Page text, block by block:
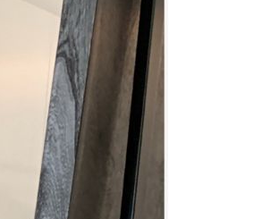
訂單仍視為有效，需透過AFTEE
之結帳頁面顯示為準，若有關於
關疑問，請聯繫「AFTEE先享後
support/home
「AFTEE先享後付」服務完成之
資料，並將交易相關給付款項請
網址：
人或監護人之同意方可使用
引起之損失，本公司不負相關責
運費
運費
運費